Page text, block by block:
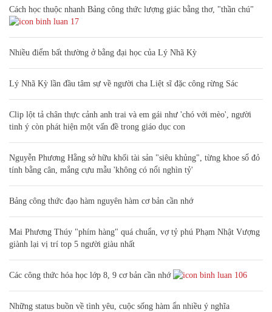
Cách học thuộc nhanh Bảng công thức lượng giác bằng thơ, "thần chú"
17
Nhiều điểm bất thường ở bằng đại học của Lý Nhã Kỳ
Lý Nhã Kỳ lần đầu tâm sự về người cha Liệt sĩ đặc công rừng Sác
Clip lột tả chân thực cảnh anh trai và em gái như 'chó với mèo', người
tinh ý còn phát hiện một vấn đề trong giáo dục con
Nguyễn Phương Hằng sở hữu khối tài sản "siêu khủng", từng khoe sổ đỏ
tính bằng cân, mắng cựu mẫu 'không có nổi nghìn tỷ'
Bảng công thức đạo hàm nguyên hàm cơ bản cần nhớ
Mai Phương Thúy "phím hàng" quá chuẩn, vợ tỷ phú Phạm Nhật Vượng
giành lại vị trí top 5 người giàu nhất
Các công thức hóa học lớp 8, 9 cơ bản cần nhớ 106
Những status buồn về tình yêu, cuộc sống hàm ẩn nhiều ý nghĩa